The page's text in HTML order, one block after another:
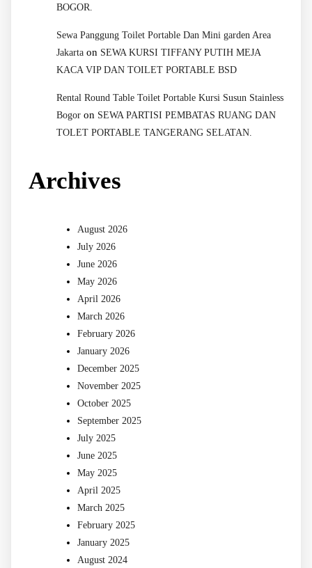
BOGOR.
Sewa Panggung Toilet Portable Dan Mini garden Area
Jakarta on SEWA KURSI TIFFANY PUTIH MEJA
KACA VIP DAN TOILET PORTABLE BSD
Rental Round Table Toilet Portable Kursi Susun Stainless
Bogor on SEWA PARTISI PEMBATAS RUANG DAN
TOLET PORTABLE TANGERANG SELATAN.
Archives
August 2026
July 2026
June 2026
May 2026
April 2026
March 2026
February 2026
January 2026
December 2025
November 2025
October 2025
September 2025
July 2025
June 2025
May 2025
April 2025
March 2025
February 2025
January 2025
August 2024